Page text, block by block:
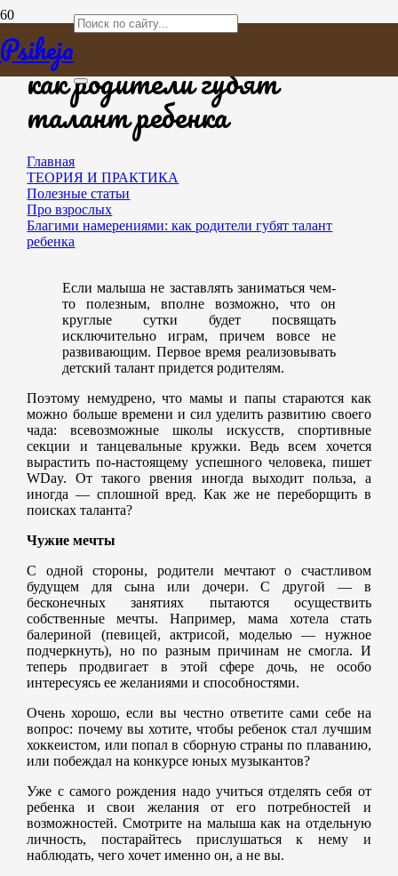
Psiheja
Благими намерениями:
как родители губят
талант ребенка
Главная
ТЕОРИЯ И ПРАКТИКА
Полезные статьи
Про взрослых
Благими намерениями: как родители губят талант
ребенка
Если малыша не заставлять заниматься чем-
то полезным, вполне возможно, что он
круглые сутки будет посвящать
исключительно играм, причем вовсе не
развивающим. Первое время реализовывать
детский талант придется родителям.
Поэтому немудрено, что мамы и папы стараются как
можно больше времени и сил уделить развитию своего
чада: всевозможные школы искусств, спортивные
секции и танцевальные кружки. Ведь всем хочется
вырастить по-настоящему успешного человека, пишет
WDay. От такого рвения иногда выходит польза, а
иногда — сплошной вред. Как же не переборщить в
поисках таланта?
Чужие мечты
С одной стороны, родители мечтают о счастливом
будущем для сына или дочери. С другой — в
бесконечных занятиях пытаются осуществить
собственные мечты. Например, мама хотела стать
балериной (певицей, актрисой, моделью — нужное
подчеркнуть), но по разным причинам не смогла. И
теперь продвигает в этой сфере дочь, не особо
интересуясь ее желаниями и способностями.
Очень хорошо, если вы честно ответите сами себе на
вопрос: почему вы хотите, чтобы ребенок стал лучшим
хоккеистом, или попал в сборную страны по плаванию,
или побеждал на конкурсе юных музыкантов?
Уже с самого рождения надо учиться отделять себя от
ребенка и свои желания от его потребностей и
возможностей. Смотрите на малыша как на отдельную
личность, постарайтесь прислушаться к нему и
наблюдать, чего хочет именно он, а не вы.